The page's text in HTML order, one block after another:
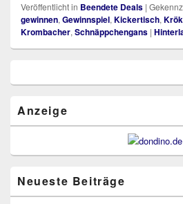
Veröffentlicht in Beendete Deals |
gewinnen, Gewinnspiel, Kickertisch,
Krombacher, Schnäppchengans |
Widget-
Anzeige
Neueste Beiträge